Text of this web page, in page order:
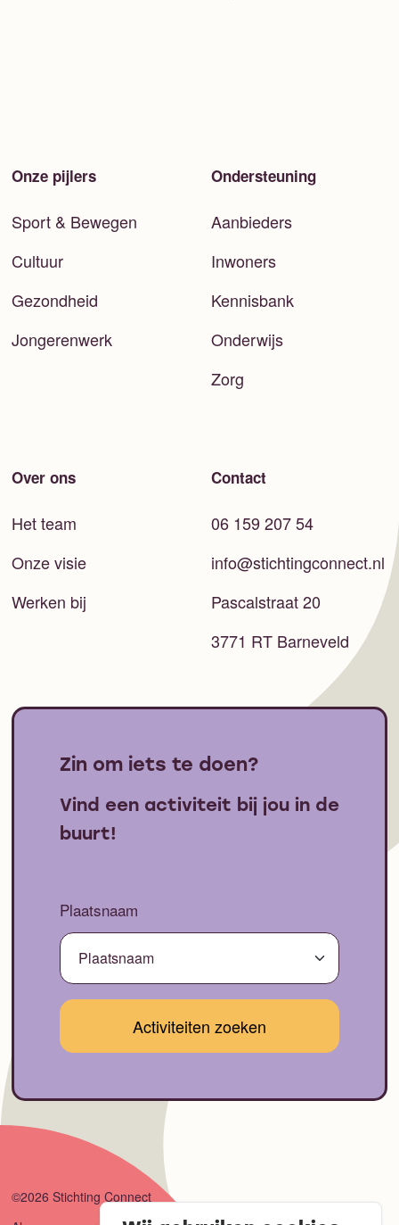
Onze pijlers
Sport & Bewegen
Cultuur
Gezondheid
Jongerenwerk
Ondersteuning
Aanbieders
Inwoners
Kennisbank
Onderwijs
Zorg
Over ons
Het team
Onze visie
Werken bij
Contact
06 159 207 54
info@stichtingconnect.nl
Pascalstraat 20
3771 RT Barneveld
Zin om iets te doen?
Vind een activiteit bij jou in de
buurt!
Plaatsnaam
©2026 Stichting Connect